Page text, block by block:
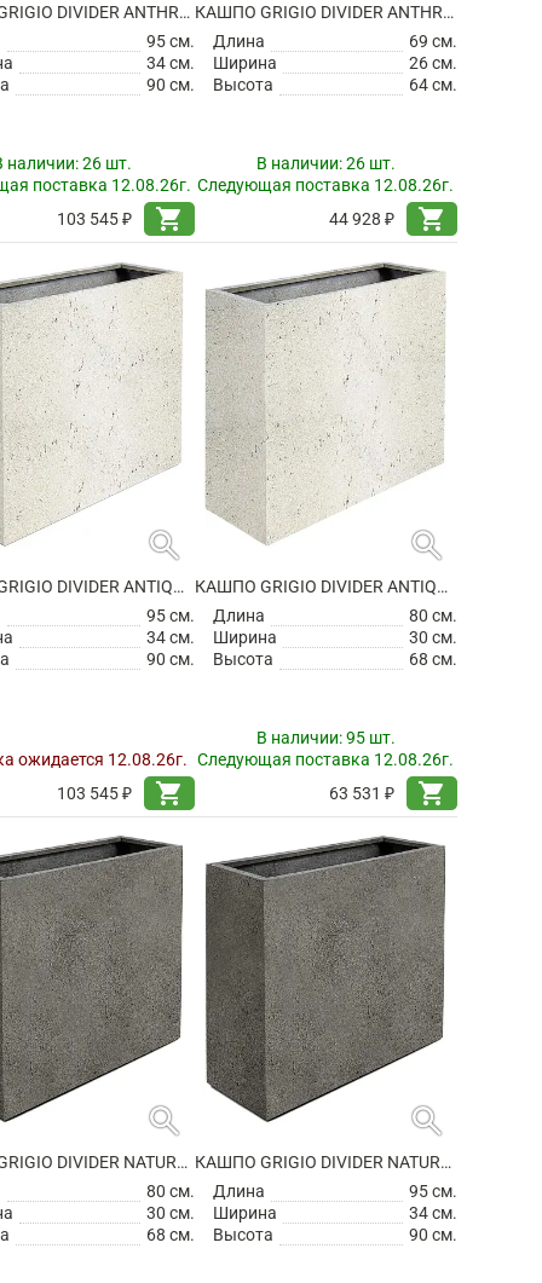
КАШПО GRIGIO DIVIDER ANTHRACITE НА КОЛЕСИКАХ
95 см.
34 см.
90 см.
наличии:26 шт.
поставка 12.08.26г.
103 545 ₽
shopping_cart
КАШПО GRIGIO DIVIDER ANTHRACITE
Длина
69 см.
Ширина
26 см.
Высота
64 см.
В наличии:26 шт.
Следующая поставка 12.08.26г.
44 928 ₽
shopping_cart
search
КАШПО GRIGIO DIVIDER ANTIQUE WHITE НА КОЛЕСИКАХ
95 см.
34 см.
90 см.
ожидается 12.08.26г.
103 545 ₽
shopping_cart
search
КАШПО GRIGIO DIVIDER ANTIQUE WHITE
Длина
80 см.
Ширина
30 см.
Высота
68 см.
В наличии:95 шт.
Следующая поставка 12.08.26г.
63 531 ₽
shopping_cart
search
КАШПО GRIGIO DIVIDER NATURAL CONCRETE НА КОЛЕСИКАХ
80 см.
30 см.
68 см.
search
КАШПО GRIGIO DIVIDER NATURAL CONCRETE НА КОЛЕСИКАХ
Длина
95 см.
Ширина
34 см.
Высота
90 см.